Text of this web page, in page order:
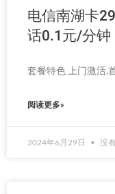
电信南湖卡
话0.1元/分钟
套餐特色 上门激活,
阅读更多»
2024年6月29日 没